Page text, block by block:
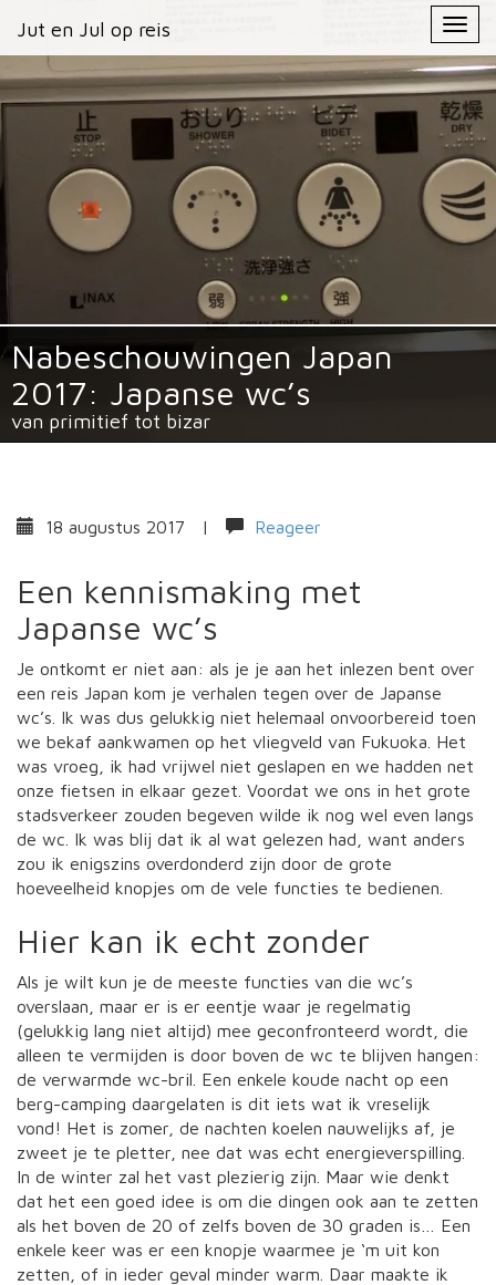
Jut en Jul op reis
Primary
Menu
Jut en Jul op reis
Nabeschouwingen Japan
2017: Japanse wc’s
van primitief tot bizar
18 augustus 2017 | Reageer
Een kennismaking met
Japanse wc’s
Je ontkomt er niet aan: als je je aan het inlezen bent over
een reis Japan kom je verhalen tegen over de Japanse
wc’s. Ik was dus gelukkig niet helemaal onvoorbereid toen
we bekaf aankwamen op het vliegveld van Fukuoka. Het
was vroeg, ik had vrijwel niet geslapen en we hadden net
onze fietsen in elkaar gezet. Voordat we ons in het grote
stadsverkeer zouden begeven wilde ik nog wel even langs
de wc. Ik was blij dat ik al wat gelezen had, want anders
zou ik enigszins overdonderd zijn door de grote
hoeveelheid knopjes om de vele functies te bedienen.
Hier kan ik echt zonder
Als je wilt kun je de meeste functies van die wc’s
overslaan, maar er is er eentje waar je regelmatig
(gelukkig lang niet altijd) mee geconfronteerd wordt, die
alleen te vermijden is door boven de wc te blijven hangen:
de verwarmde wc-bril. Een enkele koude nacht op een
berg-camping daargelaten is dit iets wat ik vreselijk
vond! Het is zomer, de nachten koelen nauwelijks af, je
zweet je te pletter, nee dat was echt energieverspilling.
In de winter zal het vast plezierig zijn. Maar wie denkt
dat het een goed idee is om die dingen ook aan te zetten
als het boven de 20 of zelfs boven de 30 graden is… Een
enkele keer was er een knopje waarmee je ‘m uit kon
zetten, of in ieder geval minder warm. Daar maakte ik